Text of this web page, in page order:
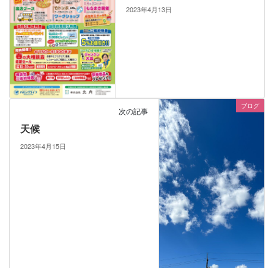
2023年4月13日
ブログ
次の記事
天候
2023年4月15日